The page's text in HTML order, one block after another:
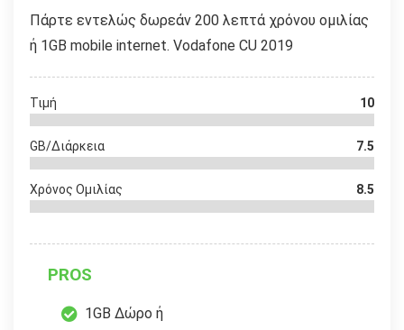
Πάρτε εντελώς δωρεάν 200 λεπτά χρόνου ομιλίας
ή 1GB mobile internet. Vodafone CU 2019
Τιμή 10
GB/Διάρκεια 7.5
Χρόνος Ομιλίας 8.5
PROS
1GB Δώρο ή